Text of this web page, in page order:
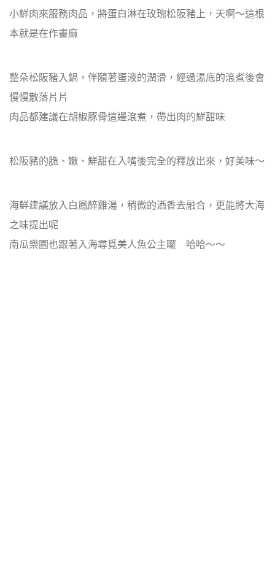
小鮮肉來服務肉品，將蛋白淋在玫瑰松阪豬上，天啊～這根
本就是在作畫麻
整朵松阪豬入鍋，伴隨著蛋液的潤滑，經過湯底的滾煮後會
慢慢散落片片
肉品都建議在胡椒豚骨這邊滾煮，帶出肉的鮮甜味
松阪豬的脆、嫩、鮮甜在入嘴後完全的釋放出來，好美味～
海鮮建議放入白鳳醉雞湯，稍微的酒香去融合，更能將大海
之味提出呢
南瓜樂園也跟著入海尋覓美人魚公主囉 哈哈～～